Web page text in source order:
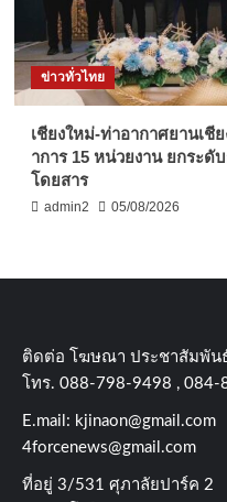
ข่าวทั่วไทย
เชียงใหม่-ท่าอากาศยานเ
าการ 15 หน่วยงาน ยกระดั
โดยสาร
admin2 05/08/2026
ติดต่อ​ โฆษณา​ ประชาสัมพัน
โทร​. 088-798-9498 , 084-
E.mail: kjinaon@gmail.com
4forcenews@gmail.com
ที่อยู่​ 3/531​ ศุภาลัยปาร์ค​ 2